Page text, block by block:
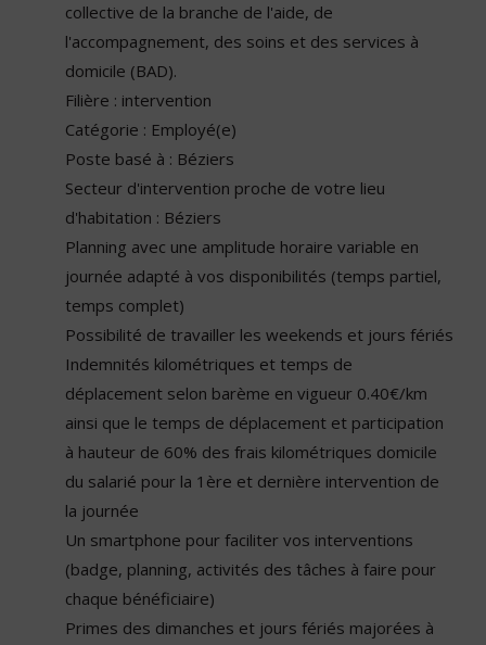
collective de la branche de l'aide, de
l'accompagnement, des soins et des services à
domicile (BAD).
Filière : intervention
Catégorie : Employé(e)
Poste basé à : Béziers
Secteur d'intervention proche de votre lieu
d'habitation : Béziers
Planning avec une amplitude horaire variable en
journée adapté à vos disponibilités (temps partiel,
temps complet)
Possibilité de travailler les weekends et jours fériés
Indemnités kilométriques et temps de
déplacement selon barème en vigueur 0.40€/km
ainsi que le temps de déplacement et participation
à hauteur de 60% des frais kilométriques domicile
du salarié pour la 1ère et dernière intervention de
la journée
Un smartphone pour faciliter vos interventions
(badge, planning, activités des tâches à faire pour
chaque bénéficiaire)
Primes des dimanches et jours fériés majorées à